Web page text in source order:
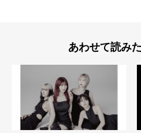
あわせて読み